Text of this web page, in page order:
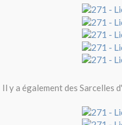
Il y a également des Sarcelles